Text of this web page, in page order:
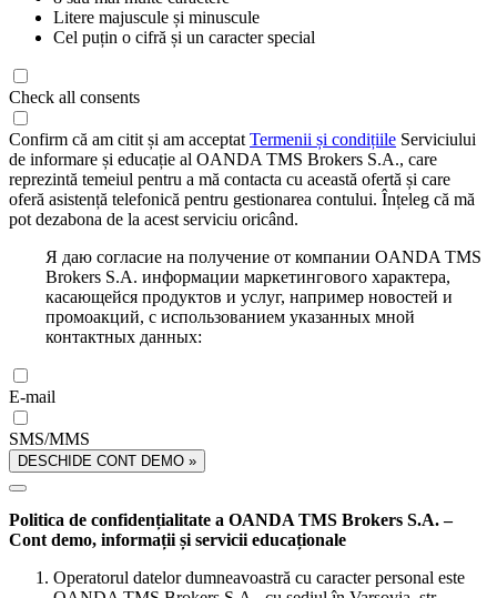
Litere majuscule și minuscule
Cel puțin o cifră și un caracter special
Check all consents
Confirm că am citit și am acceptat Termenii și condițiile Serviciului
de informare și educație al OANDA TMS Brokers S.A., care
reprezintă temeiul pentru a mă contacta cu această ofertă și care
oferă asistență telefonică pentru gestionarea contului. Înțeleg că mă
pot dezabona de la acest serviciu oricând.
Я даю согласие на получение от компании OANDA TMS
Brokers S.A. информации маркетингового характера,
касающейся продуктов и услуг, например новостей и
промоакций, с использованием указанных мной
контактных данных:
E-mail
SMS/MMS
DESCHIDE CONT DEMO »
Politica de confidențialitate a OANDA TMS Brokers S.A. –
Cont demo, informații și servicii educaționale
Operatorul datelor dumneavoastră cu caracter personal este